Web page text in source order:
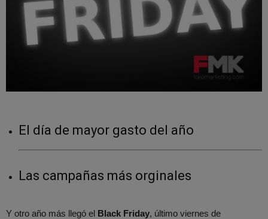
El día de mayor gasto del año
Las campañas más orginales
Y otro año más llegó el Black Friday, último viernes de